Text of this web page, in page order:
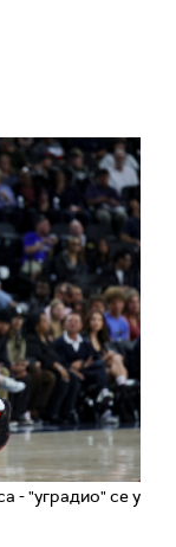
- "уградио" се у